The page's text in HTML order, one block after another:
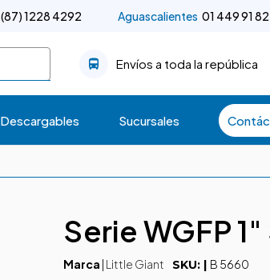
(87) 1228 4292 Aguascalientes 01 449 91
Envíos a toda la república
Descargables Sucursales
Serie WGFP
Marca Little Giant SKU: | B 5660